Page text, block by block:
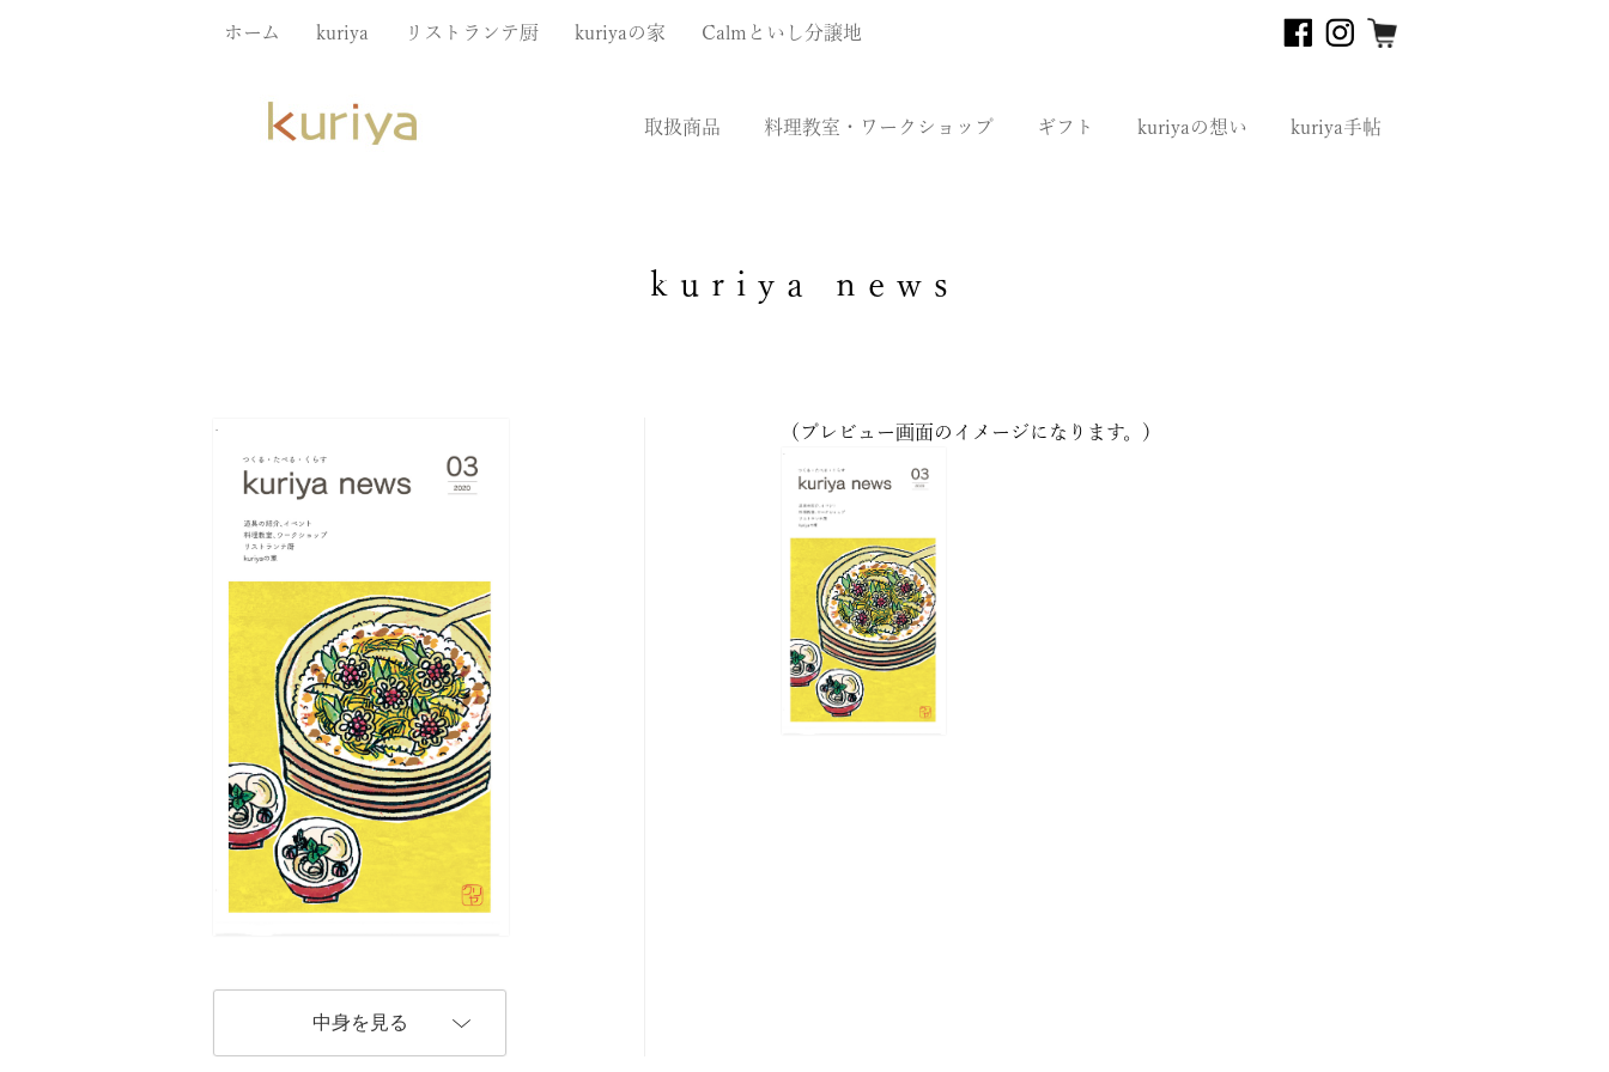
ホーム kuriya リストランテ厨 kuriyaの家 Calmといし分譲地
取扱商品 料理教室・ワークショップ ギフト kuriyaの想い kuriya手帖
kuriya news
中身を見る
（プレビュー画面のイメージになります。）